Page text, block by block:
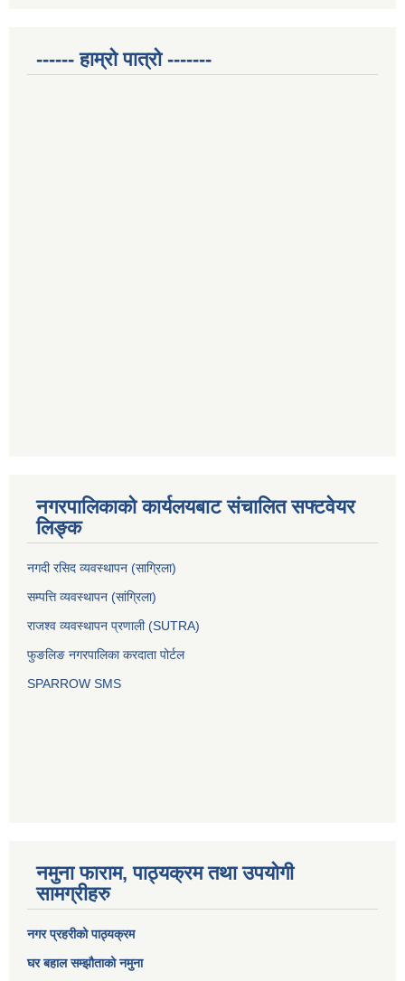
------ हाम्रो पात्रो -------
नगरपालिकाको कार्यलयबाट संचालित सफ्टवेयर
लिङ्क
नगदी रसिद व्यवस्थापन (साग्रिला)
सम्पत्ति व्यवस्थापन (सांग्रिला)
राजश्व व्यवस्थापन प्रणाली (SUTRA)
फुङलिङ नगरपालिका करदाता पोर्टल
SPARROW SMS
नमुना फाराम, पाठ्यक्रम तथा उपयोगी
सामग्रीहरु
नगर प्रहरीको पाठ्यक्रम
घर बहाल सम्झौताको नमुना